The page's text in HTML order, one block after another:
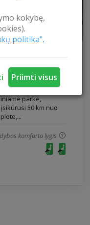
kokybę,
politika".
Priimti visus
parke,
50 km nuo
komforto lygis